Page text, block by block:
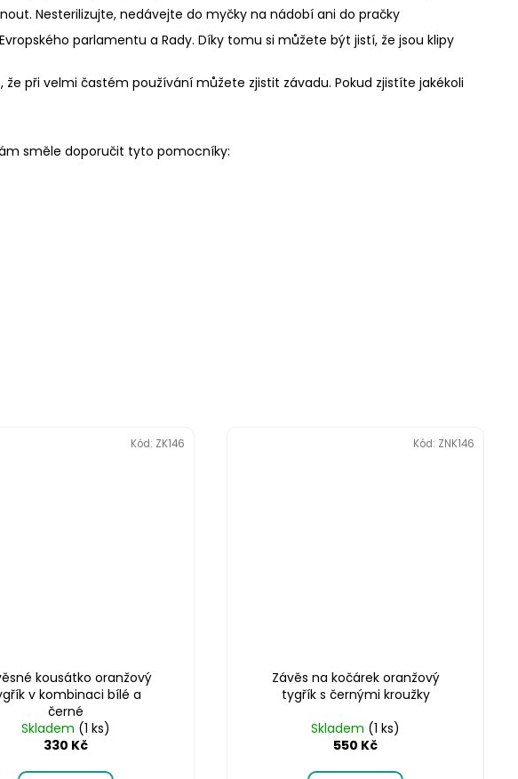
Nesterilizujte, nedávejte do myčky na nádobí ani do pračky
parlamentu a Rady. Díky tomu si můžete být jistí, že jsou klipy
při velmi častém používání můžete zjistit závadu. Pokud zjistíte jakékoli
směle doporučit tyto pomocníky:
kousátko oranžový
v kombinaci bílé a
černé
Skladem (1 ks)
330 Kč
Kód: ZK146
Závěs na kočárek oranžový
tygřík s černými kroužky
Skladem (1 ks)
550 Kč
Kód: ZNK146